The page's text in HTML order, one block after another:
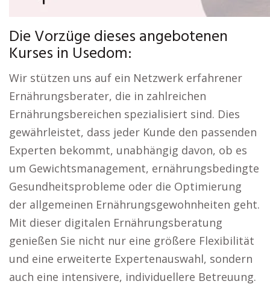
Die Vorzüge dieses angebotenen
Kurses in Usedom:
Wir stützen uns auf ein Netzwerk erfahrener
Ernährungsberater, die in zahlreichen
Ernährungsbereichen spezialisiert sind. Dies
gewährleistet, dass jeder Kunde den passenden
Experten bekommt, unabhängig davon, ob es
um Gewichtsmanagement, ernährungsbedingte
Gesundheitsprobleme oder die Optimierung
der allgemeinen Ernährungsgewohnheiten geht.
Mit dieser digitalen Ernährungsberatung
genießen Sie nicht nur eine größere Flexibilität
und eine erweiterte Expertenauswahl, sondern
auch eine intensivere, individuellere Betreuung.